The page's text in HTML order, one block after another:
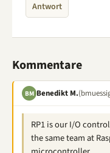
Antwort
Kommentare
BM Benedikt M.
RP1 is our I/O
the same team at